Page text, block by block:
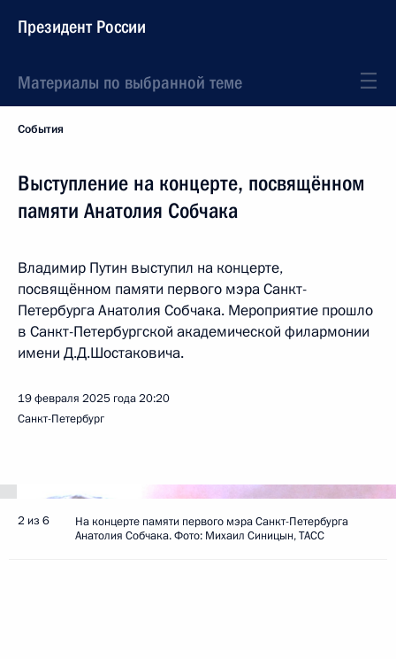
Президент России
Материалы по выбранной теме
События
Выступление на концерте, посвящённом
памяти Анатолия Собчака
Владимир Путин выступил на концерте,
посвящённом памяти первого мэра Санкт-
Петербурга Анатолия Собчака. Мероприятие прошло
в Санкт-Петербургской академической филармонии
имени Д.Д.Шостаковича.
19 февраля 2025 года20:20
Санкт-Петербург
2 из 6
На концерте памяти первого мэра Санкт-Петербурга
Анатолия Собчака. Фото: Михаил Синицын, ТАСС